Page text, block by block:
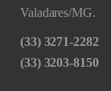
Valadares/MG.
(33) 3271-2282
(33) 3203-8150